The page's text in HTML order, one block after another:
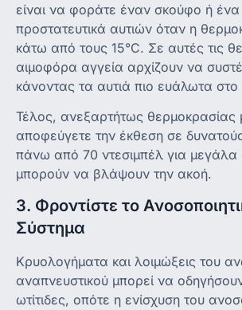
είναι να φοράτε έναν σκούφο ή ένα
προστατευτικά αυτιών όταν η
κάτω από τους 15°C. Σε αυτές τις
αιμοφόρα αγγεία αρχίζουν να
κάνοντας τα αυτιά πιο ευάλωτα στο
Τέλος, ανεξαρτήτως θερμοκρασίας
αποφεύγετε την έκθεση σε
πάνω από 70 ντεσιμπέλ για μεγάλα
μπορούν να βλάψουν την ακοή.
3. Φροντίστε το
Σύστημα
Κρυολογήματα και λοιμώξεις του
αναπνευστικού μπορεί να
ωτίτιδες, οπότε η ενίσχυση του